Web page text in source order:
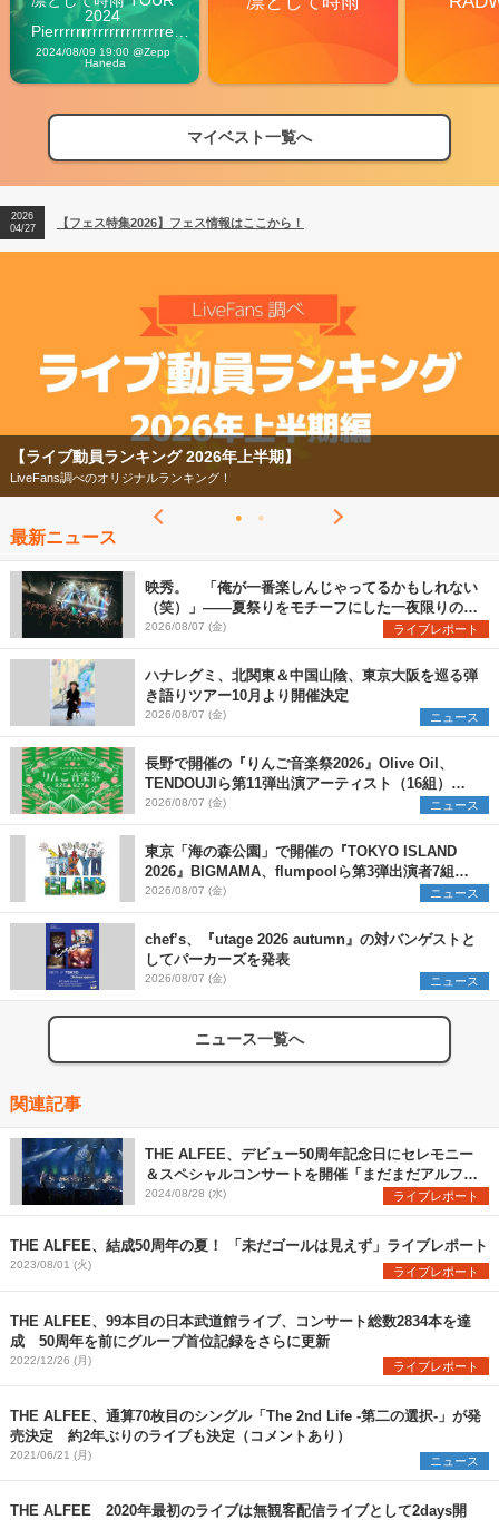
2024
Pierrrrrrrrrrrrrrrrrrrre
Vibes
2024/08/09 19:00 @Zepp
Haneda
マイベスト一覧へ
【フェス特集2026】フェス情報はここから！
【ライブ動員ランキング】2026年上半期編発表！
2026
04/27
【フェス特集2026】フェス情報はここから！
2026
【ライブ動員ランキング 2026年上半期】
LiveFans調べのオリジナルランキング！
最新ニュース
映秀。 「俺が一番楽しんじゃってるかもしれない
（笑）」――夏祭りをモチーフにした一夜限りのス
ペシャルライブ『色祭』レポート
2026/08/07 (金) ライブレポート
ハナレグミ、北関東＆中国山陰、東京大阪を巡る弾
き語りツアー10月より開催決定
2026/08/07 (金) ニュース
長野で開催の『りんご音楽祭2026』Olive Oil、
TENDOUJIら第11弾出演アーティスト（16組）を
発表
2026/08/07 (金) ニュース
東京「海の森公園」で開催の『TOKYO ISLAND
2026』BIGMAMA、flumpoolら第3弾出演者7組を
発表 ワークショップ・アート出展者を募集
2026/08/07 (金) ニュース
chef’s、『utage 2026 autumn』の対バンゲストと
してパーカーズを発表
2026/08/07 (金) ニュース
ニュース一覧へ
関連記事
THE ALFEE、デビュー50周年記念日にセレモニー
＆スペシャルコンサートを開催「まだまだアルフィ
ーの旅は終わらない。未来は僕らとみんなを待って
います」
2024/08/28 (水) ライブレポート
THE ALFEE、結成50周年の夏！ 「未だゴールは見えず」ライブレポート
2023/08/01 (火) ライブレポート
THE ALFEE、99本目の日本武道館ライブ、コンサート総数2834本を達
成 50周年を前にグループ首位記録をさらに更新
2022/12/26 (月) ライブレポート
THE ALFEE、通算70枚目のシングル「The 2nd Life -第二の選択-」が発
売決定 約2年ぶりのライブも決定（コメントあり）
2021/06/21 (月) ニュース
THE ALFEE 2020年最初のライブは無観客配信ライブとして2days開